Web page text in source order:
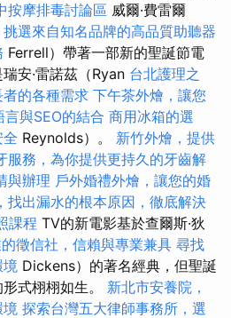
按摩排毒討論區 威爾·費雷爾
選來自知名品牌的高品質助聽器
Ferrell）帶著一部新的聖誕節電
安·雷諾茲（Ryan 台北護理之
的各種需求 下午茶外燴，讓您
言與SEO的結合 商用冰箱的選
Reynolds）。 新竹外燴，提供
服務，為你提供更持久的牙齒解
與辦理 戶外婚禮外燴，讓您的婚
找出漏水的根本原因，徹底解決
課程 TV的新電影基於查爾斯·狄
徵信社，信賴與專業兼具 尋找
境 Dickens）的著名經典，但聖誕
式栩栩如生。 新北市安養院，
境 探索台灣五大律師事務所，選